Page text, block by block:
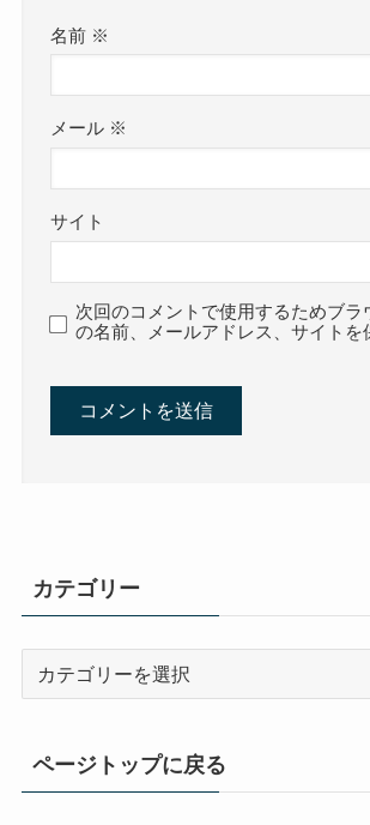
名前 ※
メール ※
サイト
次回のコメントで使用するためブラ
の名前、メールアドレス、サイトを
カテゴリー
ページトップに戻る